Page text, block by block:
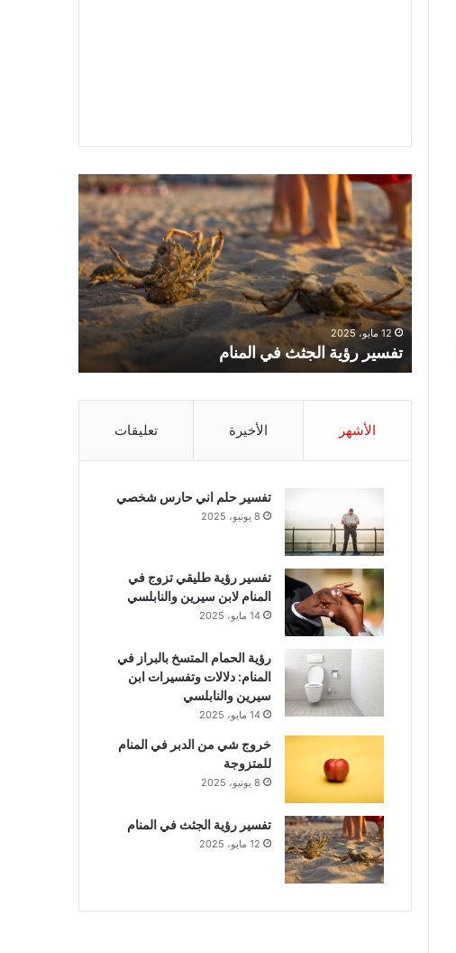
تفسير
رؤية
الجثث
في
المنام
12 مايو، 2025
تفسير رؤية الجثث في المنام
تفسير
اني
حارس
شخصي
الأشهر الأخيرة تعليقات
تفسير حلم اني حارس شخصي
8 يونيو، 2025
تفسير رؤية طليقي تزوج في
المنام لابن سيرين والنابلسي
14 مايو، 2025
رؤية الحمام المتسخ بالبراز في
المنام: دلالات وتفسيرات ابن
سيرين والنابلسي
14 مايو، 2025
خروج شي من الدبر في المنام
للمتزوجة
8 يونيو، 2025
تفسير رؤية الجثث في المنام
12 مايو، 2025